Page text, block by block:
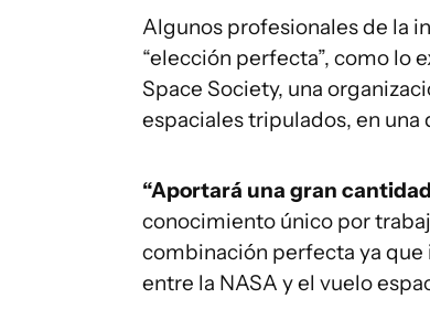
Algunos profesionales de la
“elección perfecta”, como lo
Space Society, una
espaciales tripulados, en una
“Aportará una gran
conocimiento único por
combinación perfecta ya que
entre la NASA y el vuelo